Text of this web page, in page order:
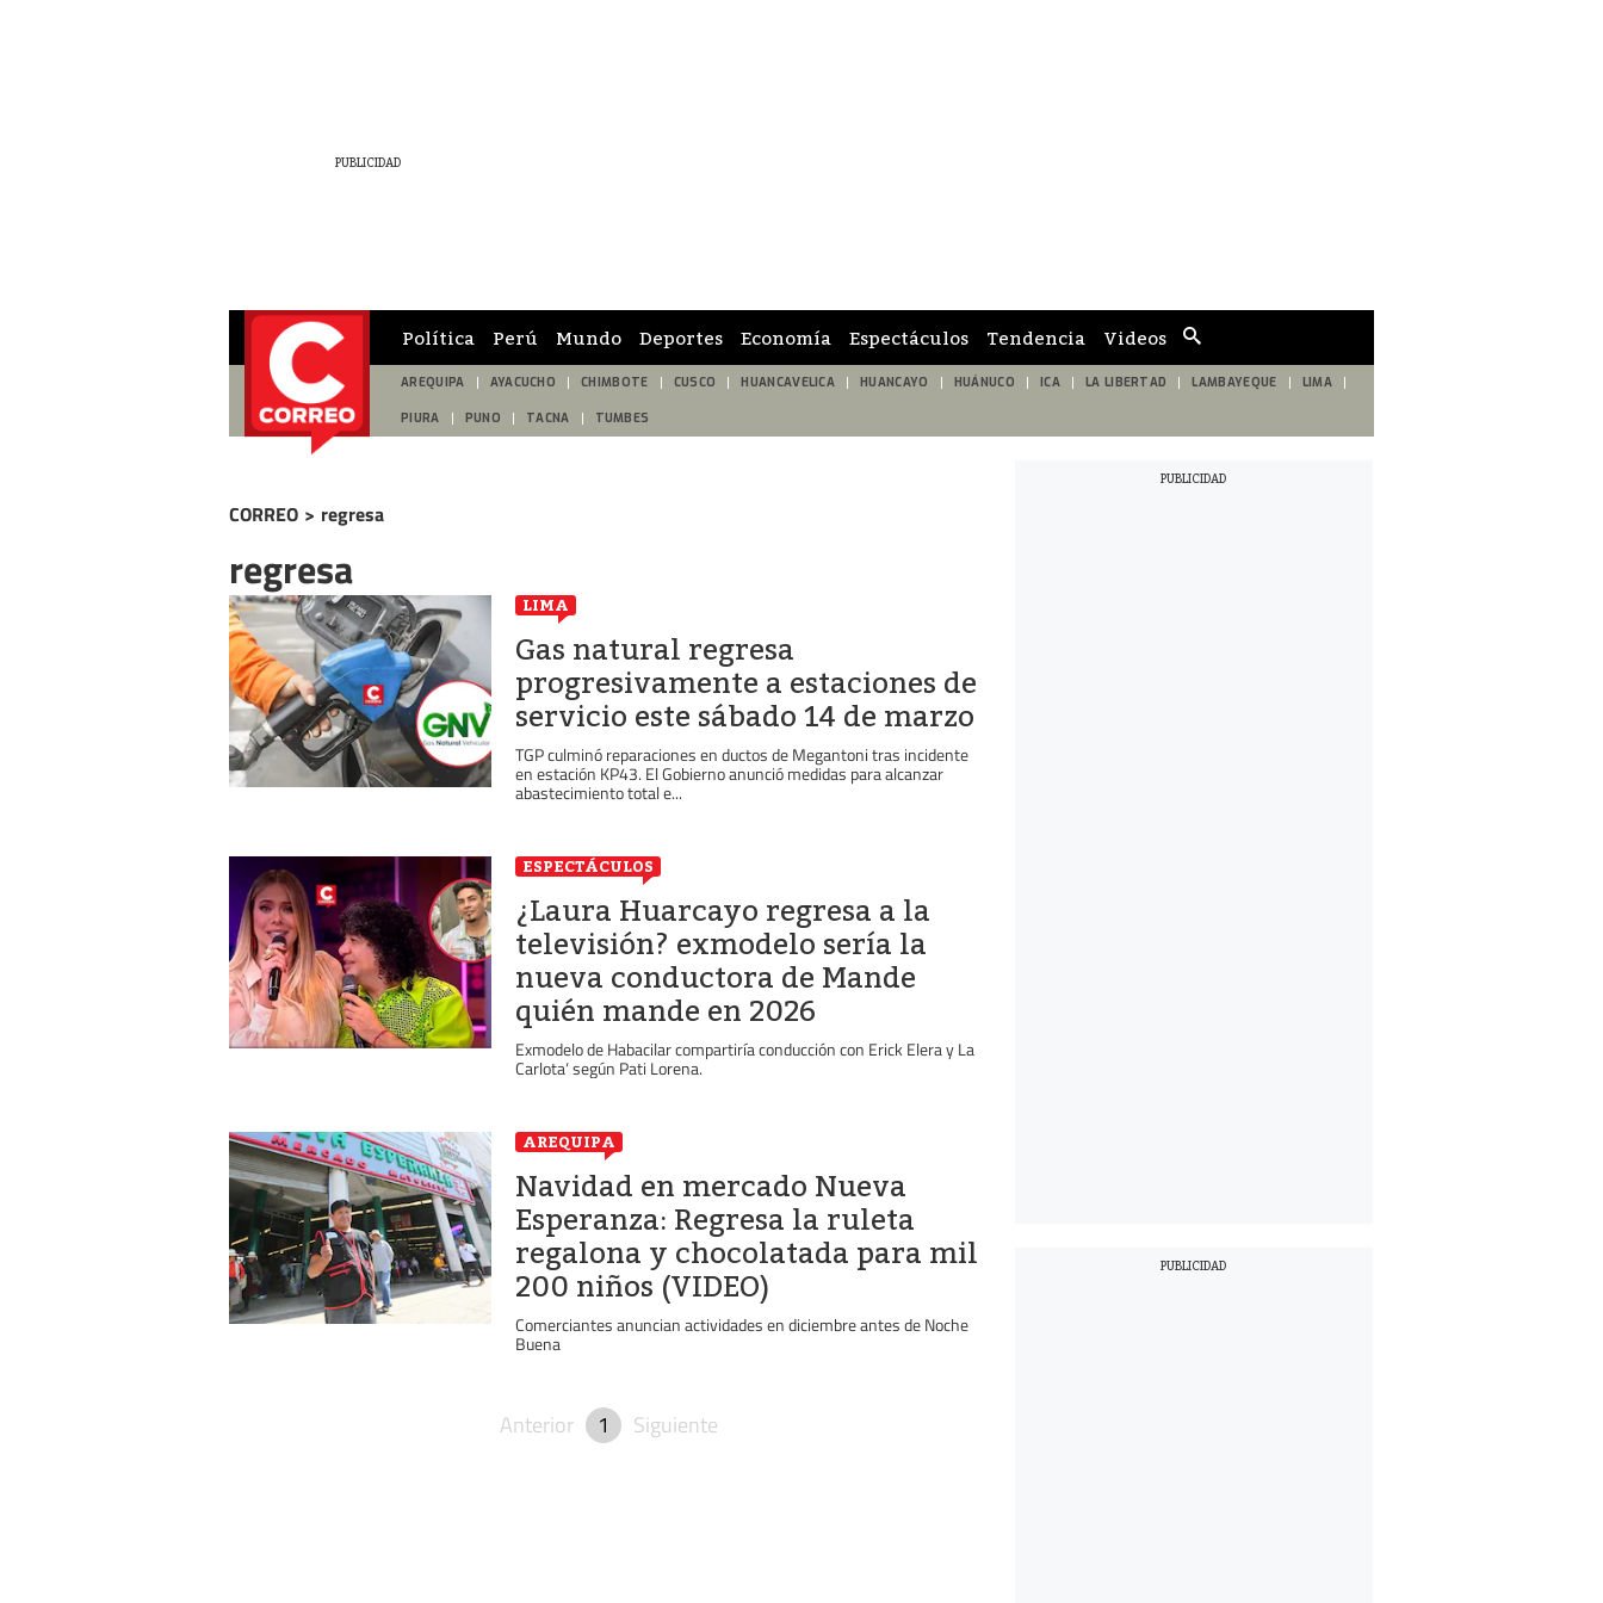
de
búsqueda
Política Perú Mundo Deportes Economía Espectáculos Tendencia Videos
AREQUIPA AYACUCHO CHIMBOTE CUSCO HUANCAVELICA HUANCAYO HUÁNUCO ICA LA LIBERTAD LAMBAYEQUE LIMA
PIURA PUNO TACNA TUMBES
CORREO > regresa
regresa
LIMA
Gas natural regresa
progresivamente a estaciones de
servicio este sábado 14 de marzo
TGP culminó reparaciones en ductos de Megantoni tras incidente
en estación KP43. El Gobierno anunció medidas para alcanzar
abastecimiento total e...
ESPECTÁCULOS
¿Laura Huarcayo regresa a la
televisión? exmodelo sería la
nueva conductora de Mande
quién mande en 2026
Exmodelo de Habacilar compartiría conducción con Erick Elera y La
Carlota‘ según Pati Lorena.
AREQUIPA
Navidad en mercado Nueva
Esperanza: Regresa la ruleta
regalona y chocolatada para mil
200 niños (VIDEO)
Comerciantes anuncian actividades en diciembre antes de Noche
Buena
Anterior 1 Siguiente